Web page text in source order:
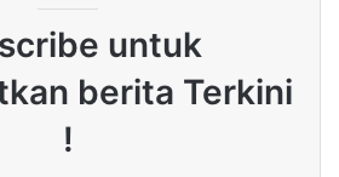
untuk
berita Terkini
!